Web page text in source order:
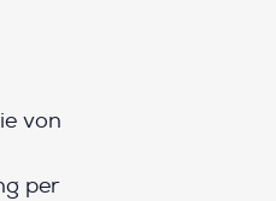
von
per